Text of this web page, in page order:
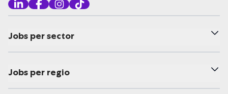
Jobs per sector
Jobs per regio